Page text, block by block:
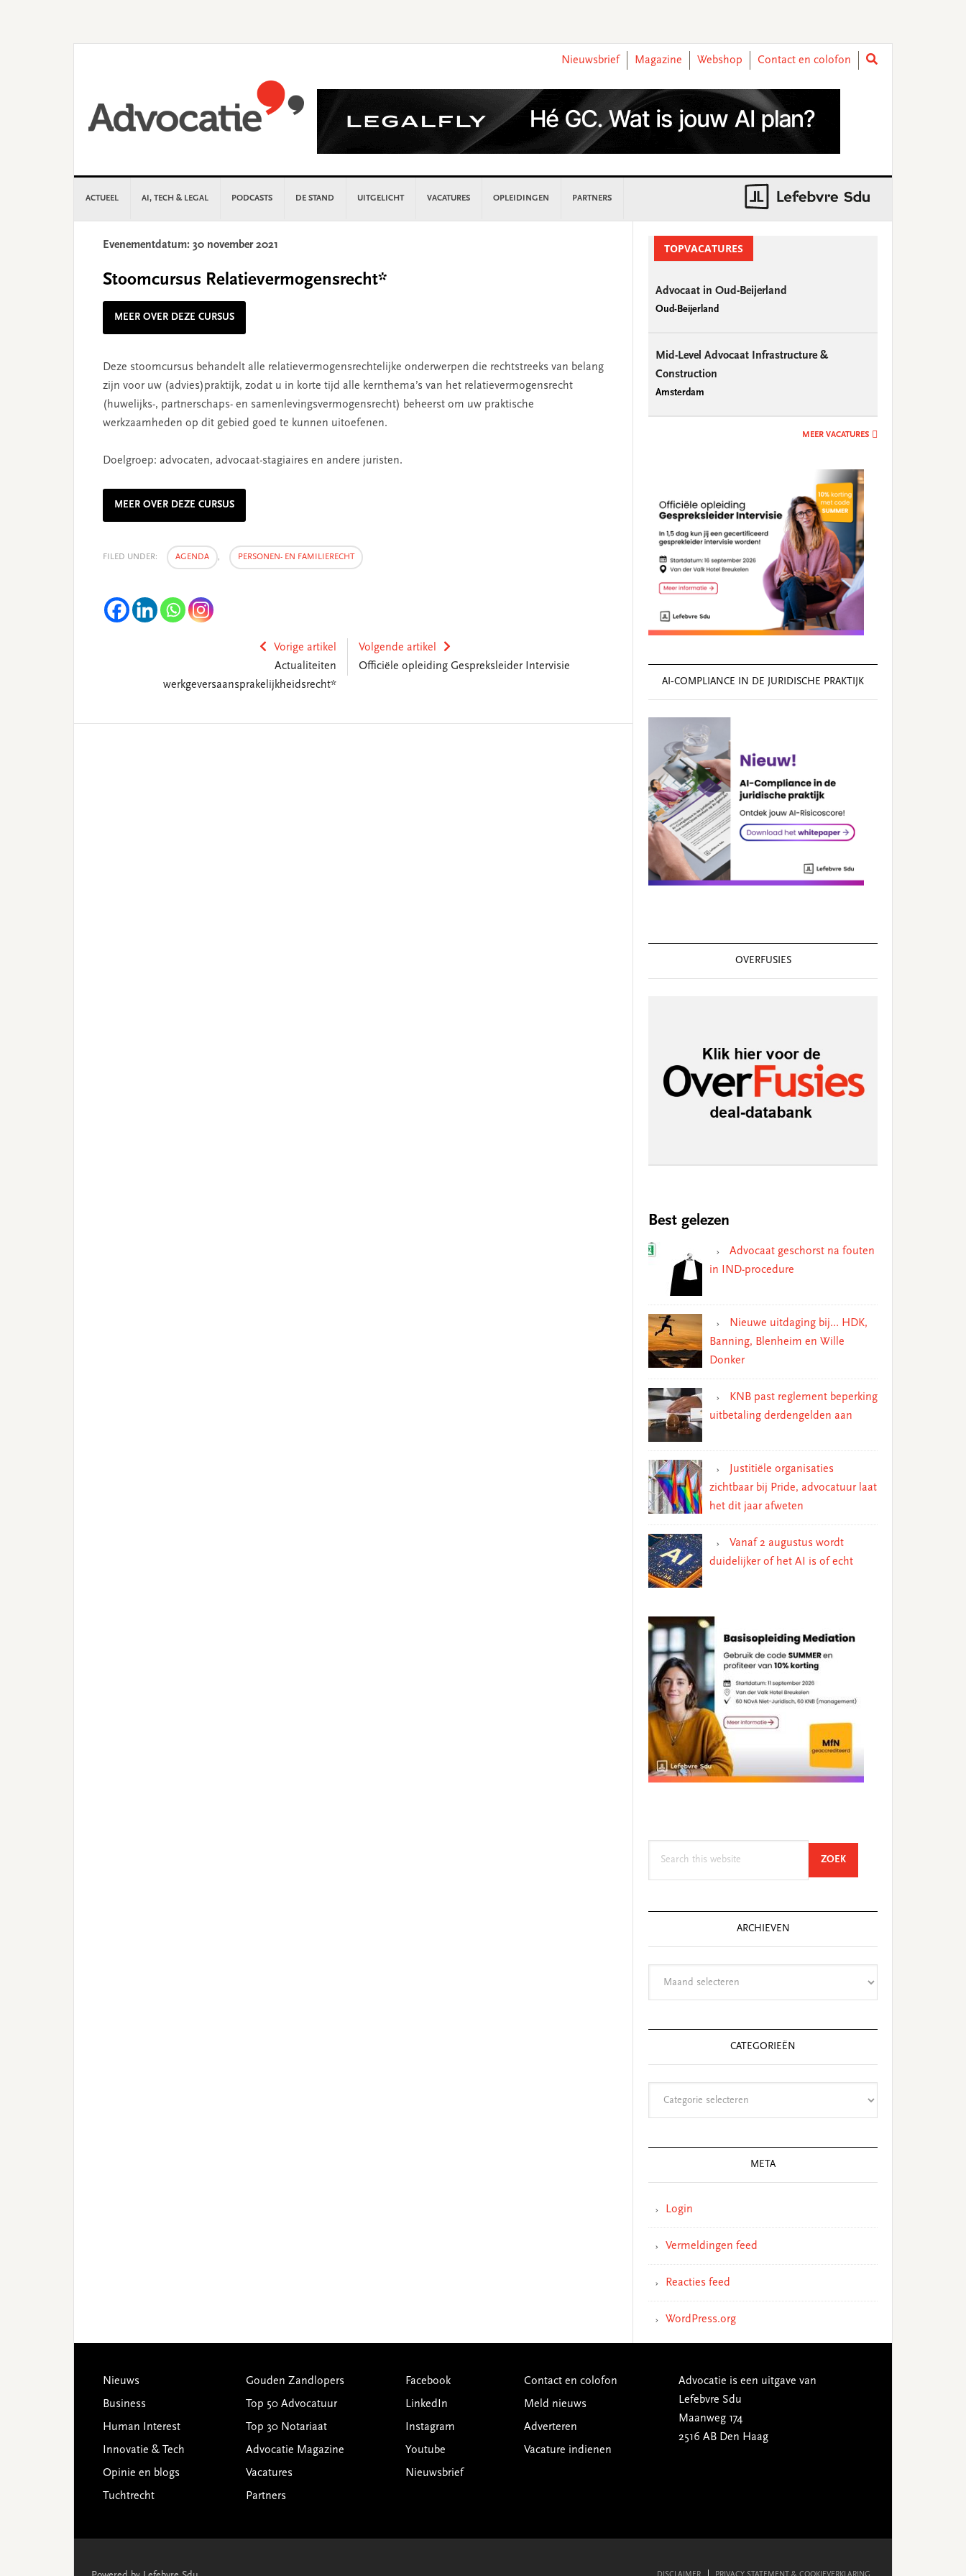
Nieuwsbrief
Magazine Webshop Contact en colofon
ACTUEEL AI, TECH & LEGAL PODCASTS DE STAND UITGELICHT VACATURES OPLEIDINGEN PARTNERS
Evenementdatum: 30 november 2021
Stoomcursus Relatievermogensrecht*
MEER OVER DEZE CURSUS
Deze stoomcursus behandelt alle relatievermogensrechtelijke onderwerpen die rechtstreeks van belang
zijn voor uw (advies)praktijk, zodat u in korte tijd alle kernthema’s van het relatievermogensrecht
(huwelijks-, partnerschaps- en samenlevingsvermogensrecht) beheerst om uw praktische
werkzaamheden op dit gebied goed te kunnen uitoefenen.
Doelgroep: advocaten, advocaat-stagiaires en andere juristen.
MEER OVER DEZE CURSUS
FILED UNDER: AGENDA , PERSONEN- EN FAMILIERECHT
Vorige artikel
Actualiteiten
werkgeversaansprakelijkheidsrecht*
Volgende artikel
Officiële opleiding Gespreksleider Intervisie
SidebarTOPVACATURES
Advocaat in Oud-Beijerland
Oud-Beijerland
Mid-Level Advocaat Infrastructure &
Construction
Amsterdam
MEER VACATURES
AI‑COMPLIANCE IN DE JURIDISCHE PRAKTIJK
OVERFUSIES
Best gelezen
Advocaat geschorst na fouten
in IND-procedure
Nieuwe uitdaging bij… HDK,
Banning, Blenheim en Wille
Donker
KNB past reglement beperking
uitbetaling derdengelden aan
Justitiële organisaties
zichtbaar bij Pride, advocatuur laat
het dit jaar afweten
Vanaf 2 augustus wordt
duidelijker of het AI is of echt
ZOEKSEARCH
ARCHIEVEN
CATEGORIEËN
META
Login
Vermeldingen feed
Reacties feed
WordPress.org
Footer
Nieuws
Business
Human Interest
Innovatie & Tech
Opinie en blogs
Tuchtrecht
Gouden Zandlopers
Top 50 Advocatuur
Top 30 Notariaat
Advocatie Magazine
Vacatures
Partners
Facebook
LinkedIn
Instagram
Youtube
Nieuwsbrief
Contact en colofon
Meld nieuws
Adverteren
Vacature indienen
Advocatie is een uitgave van
Lefebvre Sdu
Maanweg 174
2516 AB Den Haag